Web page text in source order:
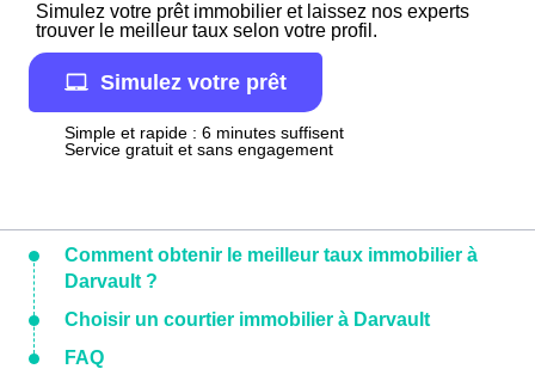
Simulez votre prêt immobilier et laissez nos experts
trouver le meilleur taux selon votre profil.
Simulez votre prêt
Simple et rapide : 6 minutes suffisent
Service gratuit et sans engagement
Comment obtenir le meilleur taux immobilier à
Darvault ?
Choisir un courtier immobilier à Darvault
FAQ